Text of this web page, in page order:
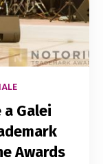
Galei
Awards